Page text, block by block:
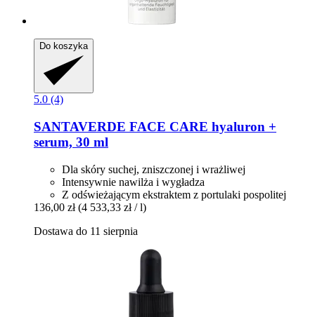
Do koszyka
5.0 (4)
SANTAVERDE FACE CARE hyaluron +
serum, 30 ml
Dla skóry suchej, zniszczonej i wrażliwej
Intensywnie nawilża i wygładza
Z odświeżającym ekstraktem z portulaki pospolitej
136,00 zł (4 533,33 zł / l)
Dostawa do 11 sierpnia